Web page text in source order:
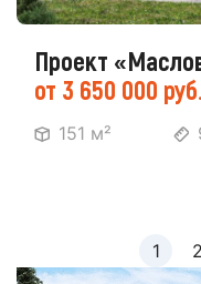
Проект
от 3 650 000 руб.
151 м²
1 2